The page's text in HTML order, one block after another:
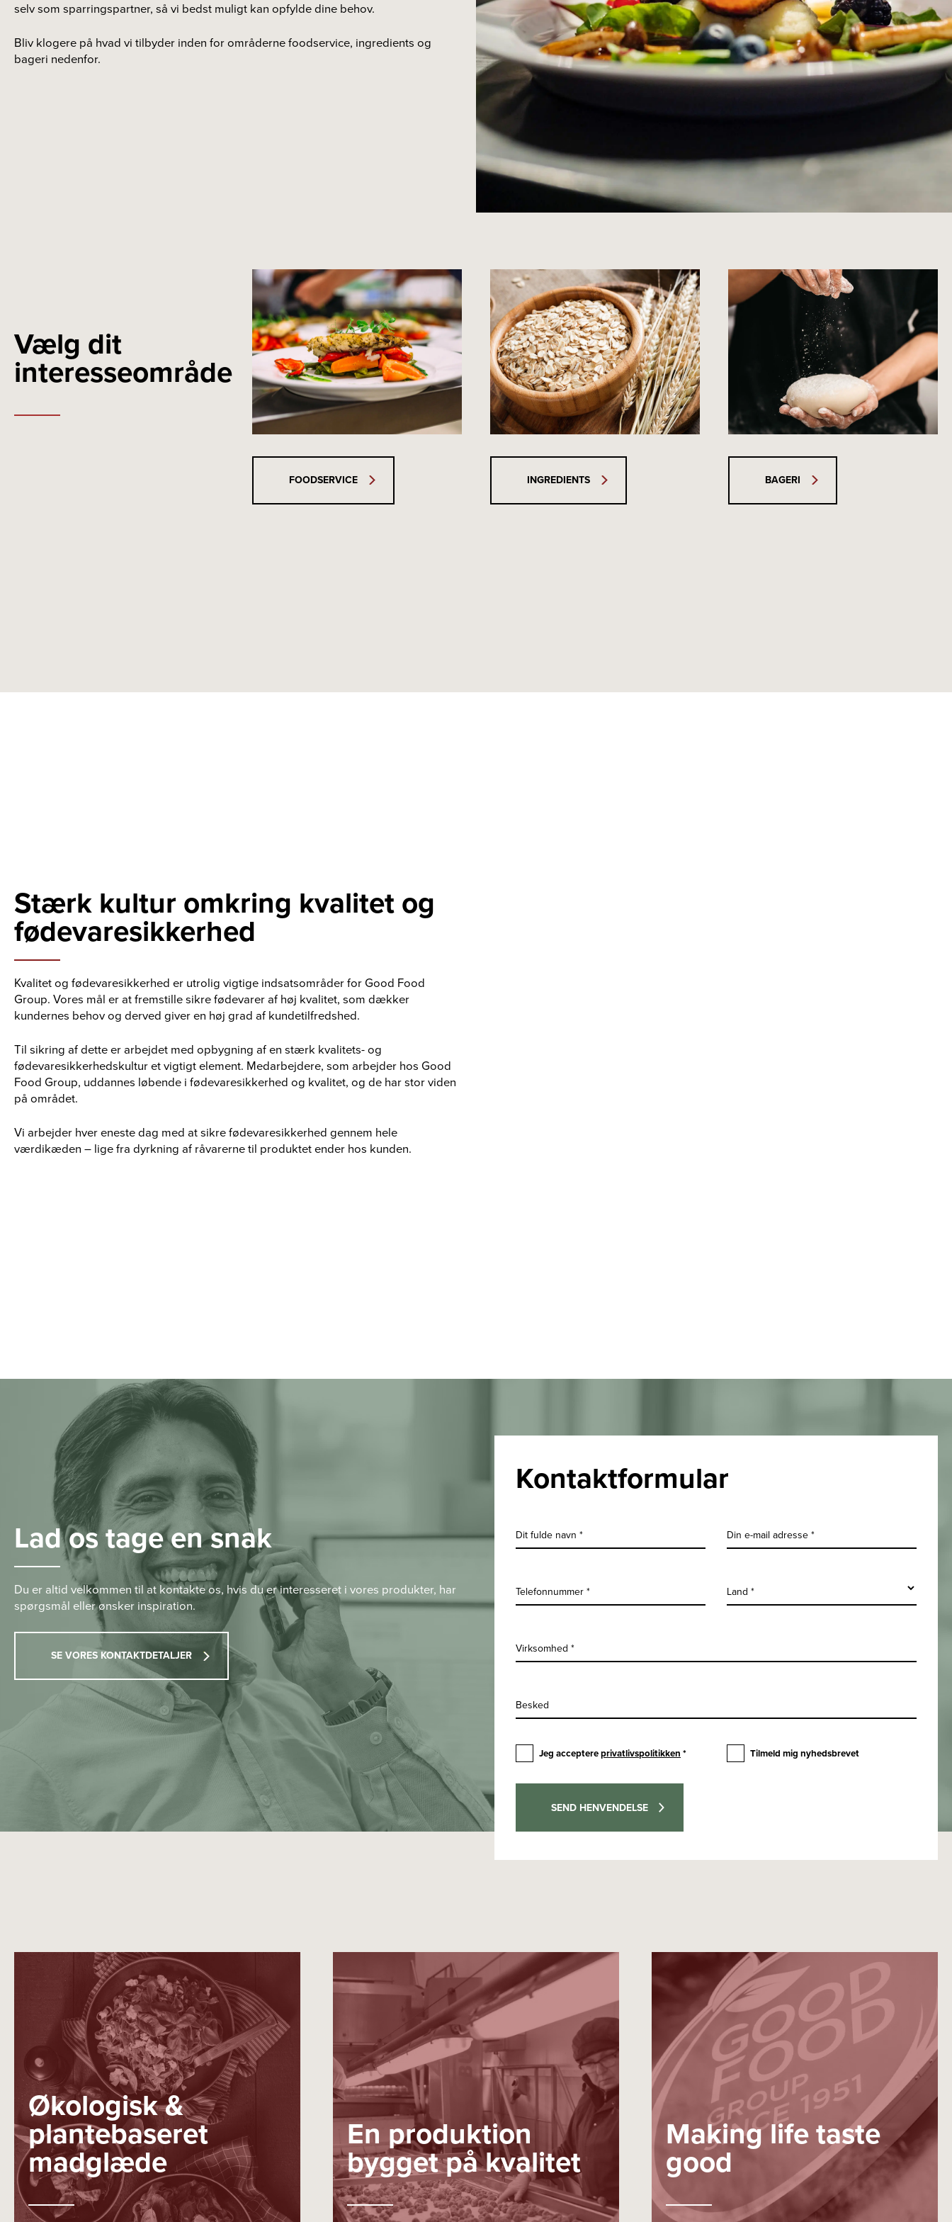
selv som sparringspartner, så vi bedst muligt kan opfylde dine behov.
Bliv klogere på hvad vi tilbyder inden for områderne foodservice, ingredients og
bageri nedenfor.
Vælg dit
interesseområde
FOODSERVICE INGREDIENTS BAGERI
Stærk kultur omkring kvalitet og
fødevaresikkerhed
Kvalitet og fødevaresikkerhed er utrolig vigtige indsatsområder for Good Food
Group. Vores mål er at fremstille sikre fødevarer af høj kvalitet, som dækker
kundernes behov og derved giver en høj grad af kundetilfredshed.
Til sikring af dette er arbejdet med opbygning af en stærk kvalitets- og
fødevaresikkerhedskultur et vigtigt element. Medarbejdere, som arbejder hos Good
Food Group, uddannes løbende i fødevaresikkerhed og kvalitet, og de har stor viden
på området.
Vi arbejder hver eneste dag med at sikre fødevaresikkerhed gennem hele
værdikæden – lige fra dyrkning af råvarerne til produktet ender hos kunden.
Lad os tage en snak
Du er altid velkommen til at kontakte os, hvis du er interesseret i vores produkter, har
spørgsmål eller ønsker inspiration.
SE VORES KONTAKTDETALJER
Kontaktformular
Dit fulde navn * Din e-mail adresse *
Telefonnummer * Land *
Virksomhed *
Besked
Jeg acceptereprivatlivspolitikken * Tilmeld mig nyhedsbrevet
Økologisk &
plantebaseret
madglæde
En produktion
bygget på kvalitet
Making life taste
good